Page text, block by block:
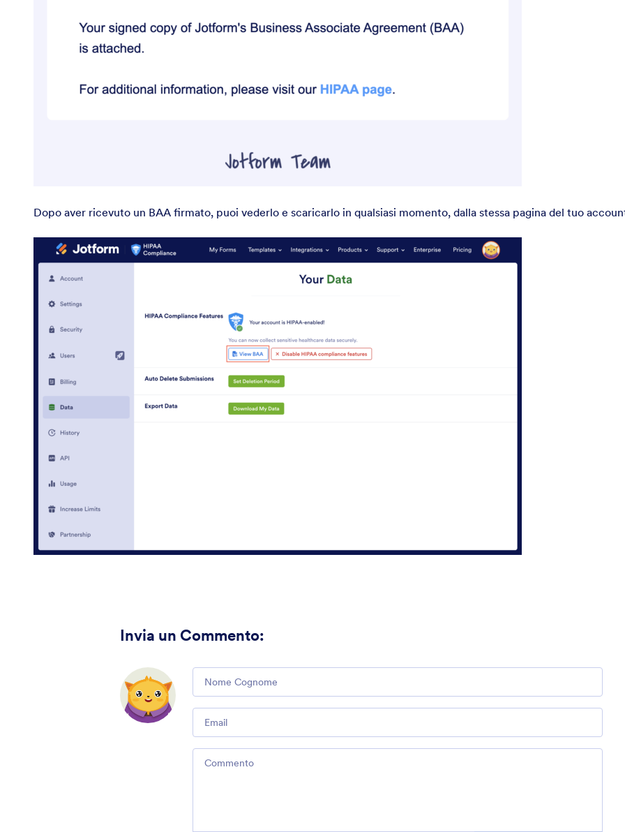
Dopo aver ricevuto un BAA firmato, puoi vederlo e scaricarlo in qualsiasi momento, dalla stessa pagina del tuo
Invia un Commento:
Comment
Email
Comment